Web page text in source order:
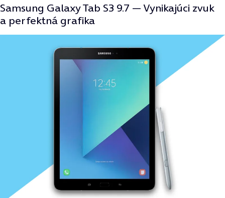
Samsung Galaxy Tab S3 9.7 — Vynikajúci zvuk
a perfektná grafika